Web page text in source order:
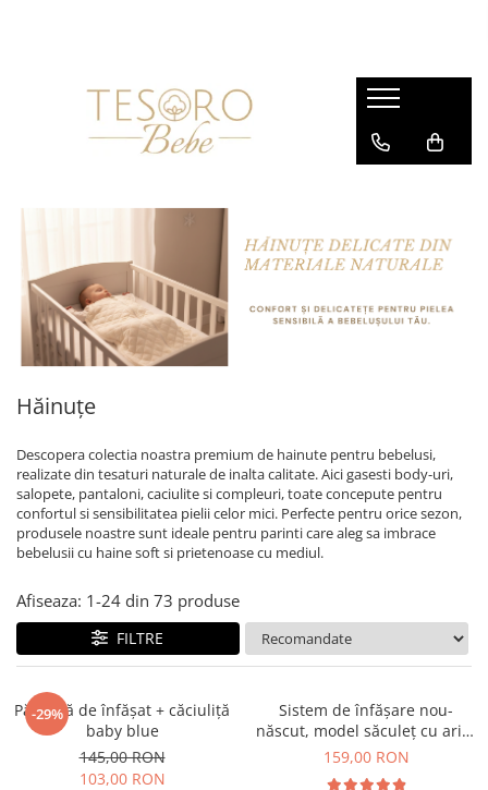
Sisteme de înfășat și saci de
Salopete
Căciulițe și accesorii
Pantaloni
Biberoane și suzete
Prosoape și halate
Hăinuțe
Descopera colectia noastra premium de hainute pentru bebelusi,
realizate din tesaturi naturale de inalta calitate. Aici gasesti body-uri,
salopete, pantaloni, caciulite si compleuri, toate concepute pentru
confortul si sensibilitatea pielii celor mici. Perfecte pentru orice sezon,
produsele noastre sunt ideale pentru parinti care aleg sa imbrace
bebelusii cu haine soft si prietenoase cu mediul.
Afiseaza: 1-24 din 73 produse
FILTRE
-29%
Păturică de înfășat + căciuliță
baby blue
145,00 RON
103,00 RON
Sistem de înfășare nou-
născut, model săculeț cu aripi
de susținere a brațelor, 0-3
159,00 RON